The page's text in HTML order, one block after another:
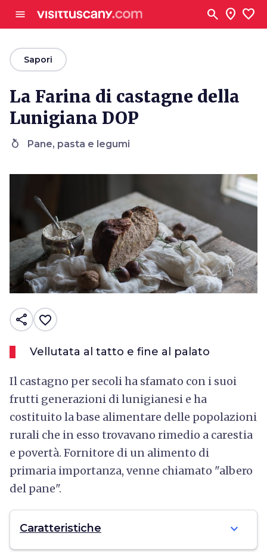
menu search location_on favorite
arrow_backSapori
La Farina di castagne della
Lunigiana DOP
nutrition Pane, pasta e legumi
share favorite_border
Vellutata al tatto e fine al palato
Il castagno per secoli ha sfamato con i suoi
frutti generazioni di lunigianesi e ha
costituito la base alimentare delle popolazioni
rurali che in esso trovavano rimedio a carestia
e povertà. Fornitore di un alimento di
primaria importanza, venne chiamato "albero
del pane".
Caratteristiche expand_more